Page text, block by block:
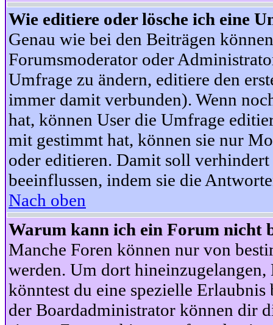
Wie editiere oder lösche ich eine
Genau wie bei den Beiträgen
Forumsmoderator oder
Umfrage zu ändern, editiere den
immer damit verbunden). Wenn
hat, können User die Umfrage
mit gestimmt hat, können sie nur
oder editieren. Damit soll
beeinflussen, indem sie die
Nach oben
Warum kann ich ein Forum nicht
Manche Foren können nur von
werden. Um dort hineinzugelangen,
könntest du eine spezielle
der Boardadministrator können dir